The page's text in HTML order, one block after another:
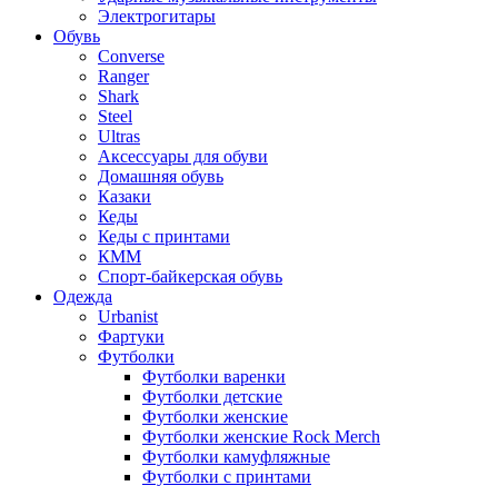
Электрогитары
Обувь
Converse
Ranger
Shark
Steel
Ultras
Аксессуары для обуви
Домашняя обувь
Казаки
Кеды
Кеды с принтами
КММ
Спорт-байкерская обувь
Одежда
Urbanist
Фартуки
Футболки
Футболки варенки
Футболки детские
Футболки женские
Футболки женские Rock Merch
Футболки камуфляжные
Футболки с принтами